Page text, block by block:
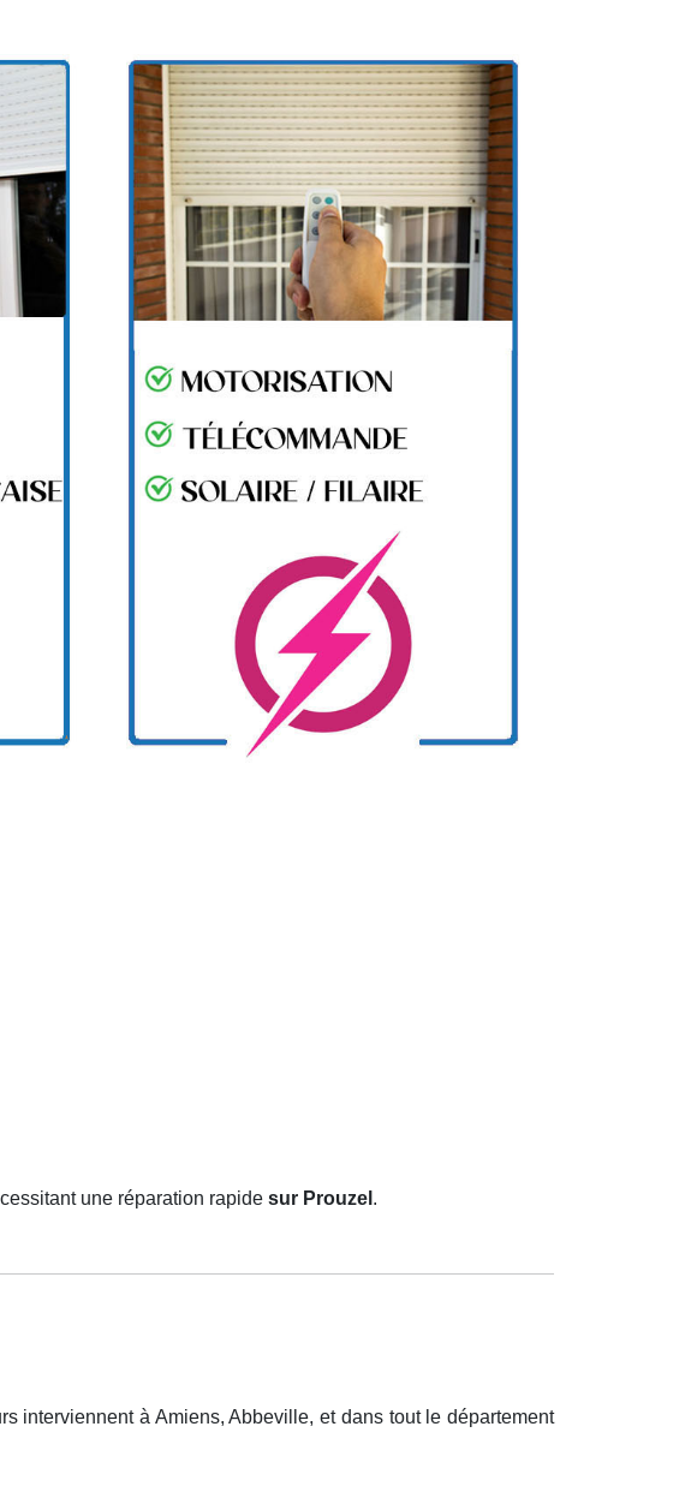
une réparation rapide sur Prouzel .
interviennent à Amiens, Abbeville, et dans tout le département